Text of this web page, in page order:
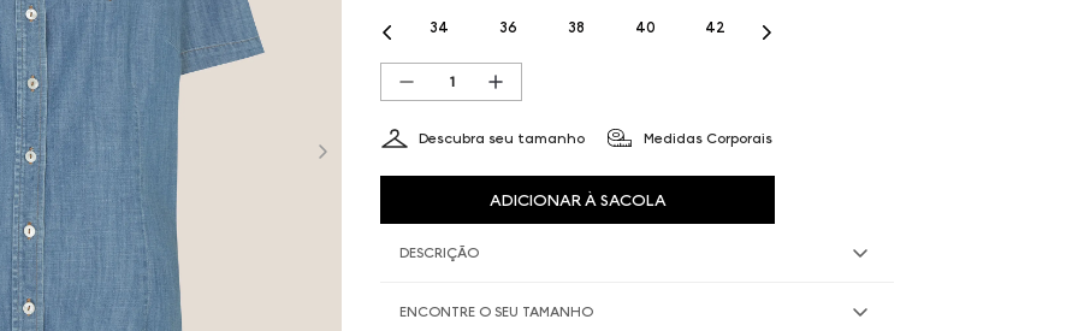
34 36 38 40 42
Descubra seu tamanho Medidas Corporais
ADICIONAR À SACOLA
DESCRIÇÃO
ENCONTRE O SEU TAMANHO